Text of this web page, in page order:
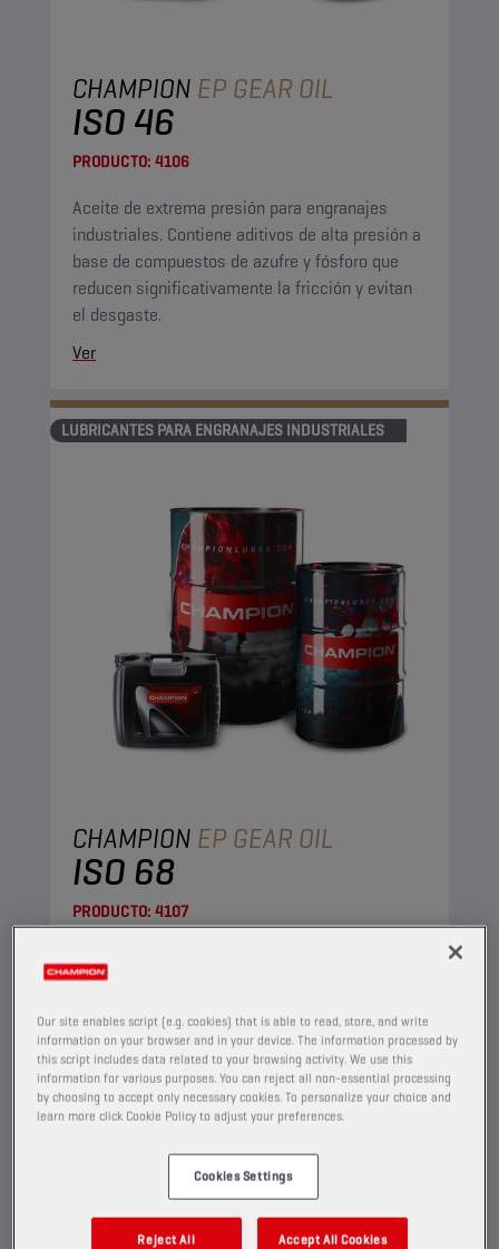
CHAMPION EP GEAR OIL
ISO 46
PRODUCTO: 4106
Aceite de extrema presión para engranajes
industriales. Contiene aditivos de alta presión a
base de compuestos de azufre y fósforo que
reducen significativamente la fricción y evitan
el desgaste.
Ver
LUBRICANTES PARA ENGRANAJES INDUSTRIALES
CHAMPION EP GEAR OIL
ISO 68
PRODUCTO: 4107
Aceite de extrema presión para engranajes
industriales. Contiene aditivos de alta presión a
base de compuestos de azufre y fósforo que
reducen significativamente la fricción y evitan
el desgaste.
Ver
LUBRICANTES PARA ENGRANAJES INDUSTRIALES
Our site enables script (e.g. cookies) that is able to read, store, and write
information on your browser and in your device. The information processed by
this script includes data related to your browsing activity. We use this
information for various purposes. You can reject all non-essential processing
by choosing to accept only necessary cookies. To personalize your choice and
learn more click Cookie Policy to adjust your preferences.
Cookies Settings
Reject All Accept All Cookies